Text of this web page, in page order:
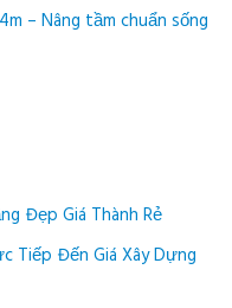
– Nâng tầm chuẩn sống
Đẹp Giá Thành Rẻ
Tiếp Đến Giá Xây Dựng